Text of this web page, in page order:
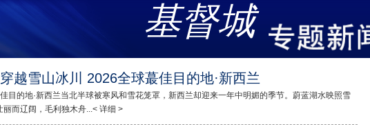
基督城
穿越雪山冰川 2026全球蕞佳目的地·新西兰
目的地·新西兰当北半球被寒风和雪花笼罩，新西兰却迎来一年中明媚的季节。蔚蓝湖水映照雪
而辽阔，毛利独木舟...< 详细 >